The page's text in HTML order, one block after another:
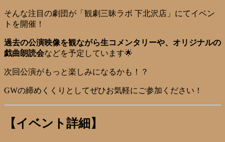
そんな注目の劇団が「観劇三昧ラボ 下北沢店」にてイベン
トを開催！
過去の公演映像を観ながら生コメンタリーや、オリジナルの
戯曲朗読会などを予定しています🌟
次回公演がもっと楽しみになるかも！？
GWの締めくくりとしてぜひお気軽にご参加ください！
【イベント詳細】